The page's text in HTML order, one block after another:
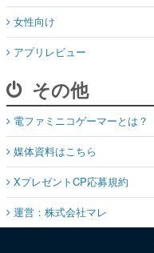
女性向け
アプリレビュー
その他
電ファミニコゲーマーとは？
媒体資料はこちら
XプレゼントCP応募規約
運営：株式会社マレ